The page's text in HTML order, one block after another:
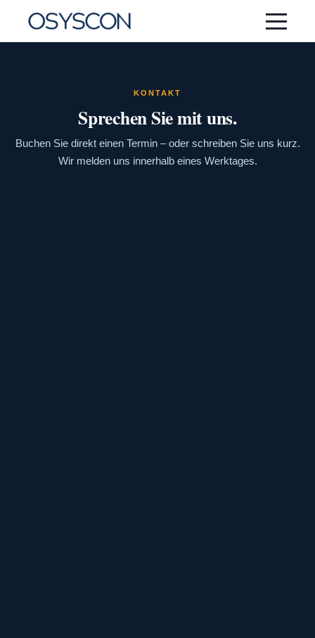
KONTAKT
Sprechen Sie mit uns.
Buchen Sie direkt einen Termin – oder schreiben Sie uns kurz.
Wir melden uns innerhalb eines Werktages.